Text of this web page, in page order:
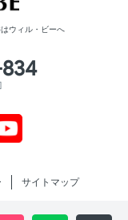
ウィル・ビーへ
サイトマップ